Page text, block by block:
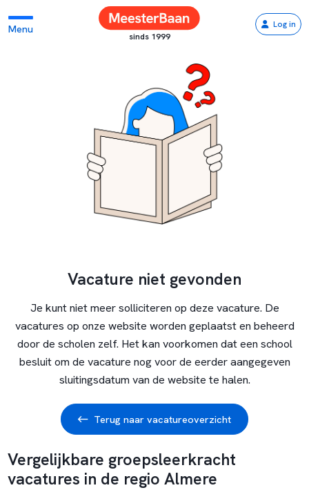
Menu
sinds 1999
Log in
Vacature niet gevonden
Je kunt niet meer solliciteren op deze vacature. De
vacatures op onze website worden geplaatst en beheerd
door de scholen zelf. Het kan voorkomen dat een school
besluit om de vacature nog voor de eerder aangegeven
sluitingsdatum van de website te halen.
Terug naar vacatureoverzicht
Vergelijkbare groepsleerkracht
vacatures in de regio Almere